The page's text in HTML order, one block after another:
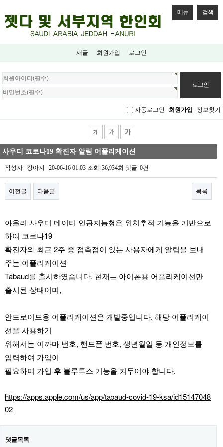
메뉴 검색
새글 회원가입 로그인
회
원
로
자동로그인 회원가입 정보찾기
사우디 코로나19 확진자 알림 어플리케이션
작성자 강아지 20-06-16 01:03 조회 36,934회 댓글 0건
이전글 다음글 목록
아울러 사우디 데이터 인공지능청은 위치추적 기능을 기반으로
하여 코로나19
확진자와 최근 2주 중 접촉점이 있는 사용자에게 알림을 보내
주는 어플리케이션
Tabaud를 출시하였습니다. 현재는 아이폰용 어플리케이션만
출시된 상태이며,
안드로이드용 어플리케이션은 개발중입니다. 해당 어플리케이
션을 사용하기
위해서는 이까마 번호, 핸드폰 번호, 생년월일 등 개인정보를
입력하여 가입이
필요하며 가입 후 블루투스 기능을 켜두어야 합니다.
https://apps.apple.com/us/app/tabaud-covid-19-ksa/id15147048
02
댓글목록